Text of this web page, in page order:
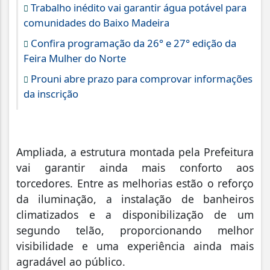
Trabalho inédito vai garantir água potável para
comunidades do Baixo Madeira
Confira programação da 26° e 27° edição da
Feira Mulher do Norte
Prouni abre prazo para comprovar informações
da inscrição
Ampliada, a estrutura montada pela Prefeitura
vai garantir ainda mais conforto aos
torcedores. Entre as melhorias estão o reforço
da iluminação, a instalação de banheiros
climatizados e a disponibilização de um
segundo telão, proporcionando melhor
visibilidade e uma experiência ainda mais
agradável ao público.